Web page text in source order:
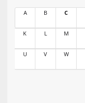
A B C
K L M
U V W